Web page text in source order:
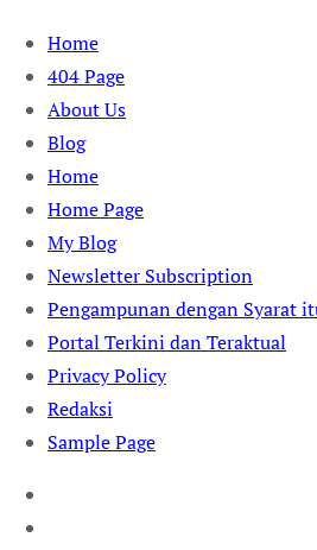
Skip
content
Home
404 Page
About Us
Blog
Home
Home Page
My Blog
Newsletter Subscription
Pengampunan dengan Syarat
Portal Terkini dan Teraktual
Privacy Policy
Redaksi
Sample Page